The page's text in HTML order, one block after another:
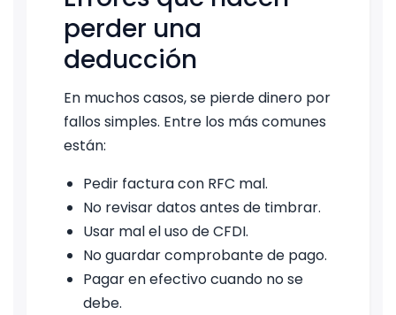
perder una
deducción
En muchos casos, se pierde dinero por
fallos simples. Entre los más comunes
están:
Pedir factura con RFC mal.
No revisar datos antes de timbrar.
Usar mal el uso de CFDI.
No guardar comprobante de pago.
Pagar en efectivo cuando no se
debe.